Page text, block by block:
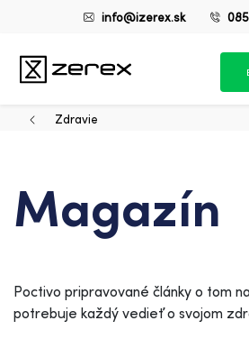
info@izerex.sk
Zdravie
Magazín
Poctivo pripravované články o tom
potrebuje každý vedieť o svojom